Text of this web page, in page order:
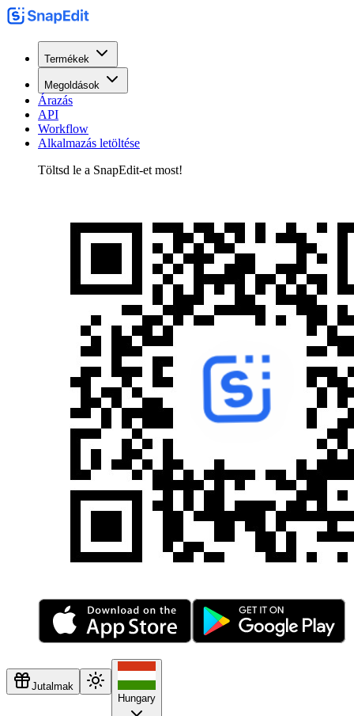
Termékek
Megoldások
Árazás
API
Workflow
Alkalmazás letöltése
Töltsd le a SnapEdit-et most!
Jutalmak
Hungary